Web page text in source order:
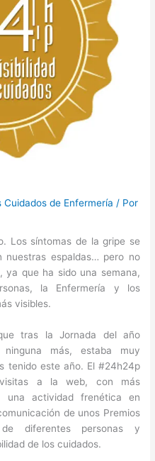
Cuidados de Enfermería / Por
Los síntomas de la gripe se
nuestras espaldas… pero no
ya que ha sido una semana,
la Enfermería y los
visibles.
tras la Jornada del año
más, estaba muy
tenido este año. El #24h24p
a la web, con más
una actividad frenética en
de unos Premios
diferentes personas y
de los cuidados.